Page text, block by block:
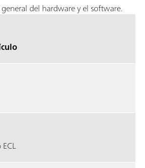
del hardware y el software.